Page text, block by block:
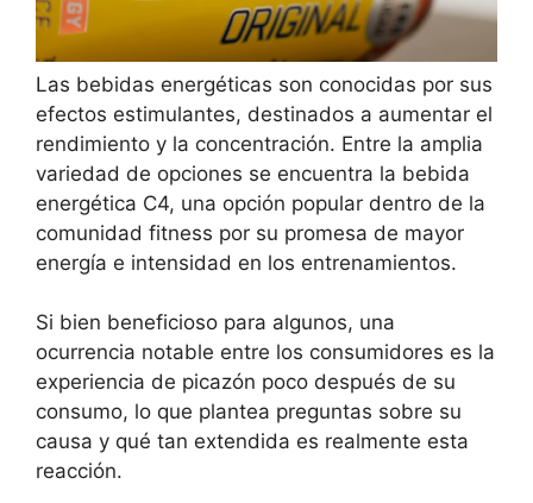
Las bebidas energéticas son conocidas por sus
efectos estimulantes, destinados a aumentar el
rendimiento y la concentración. Entre la amplia
variedad de opciones se encuentra la bebida
energética C4, una opción popular dentro de la
comunidad fitness por su promesa de mayor
energía e intensidad en los entrenamientos.
Si bien beneficioso para algunos, una
ocurrencia notable entre los consumidores es la
experiencia de picazón poco después de su
consumo, lo que plantea preguntas sobre su
causa y qué tan extendida es realmente esta
reacción.